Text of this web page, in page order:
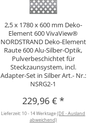
2,5 x 1780 x 600 mm Deko-
Element 600 VivaView®
NORDSTRAND Deko-Element
Raute 600 Alu-Silber-Optik,
Pulverbeschichtet für
Steckzaunsystem, incl.
Adapter-Set in Silber Art.- Nr.:
NSRG2-1
229,96 € *
Lieferzeit: 10 - 14 Werktage(DE - Ausland
abweichend)